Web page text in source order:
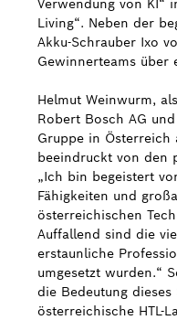
Verwendung von KI“
Living“. Neben der
Akku-Schrauber Ixo
Gewinnerteams über
Helmut Weinwurm,
Robert Bosch AG
Gruppe in Österreich
beeindruckt von den
„Ich bin begeistert
Fähigkeiten und
österreichischen
Auffallend sind die
erstaunliche
umgesetzt wurden.“
die Bedeutung
österreichische HTL-